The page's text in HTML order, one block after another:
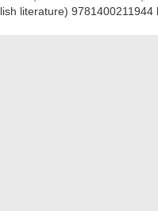
literature) 9781400211944